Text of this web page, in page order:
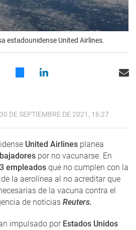
estadounidense United Airlines.
30 DE SEPTIEMBRE DE 2021, 16:27
United Airlines planea
por no vacunarse. En
empleados que no cumplen con la
de la aerolínea al no acreditar que
de la vacuna contra el
de noticias Reuters.
impulsado por Estados Unidos